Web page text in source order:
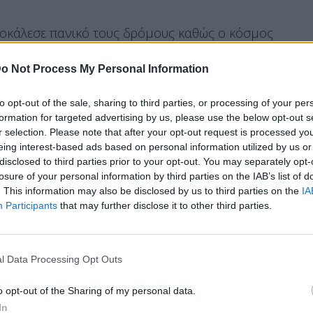
Not Process My Personal Information
opt-out of the sale, sharing to third parties, or processing of your
for targeted advertising by us, please use the below opt-out
selection. Please note that after your opt-out request is processed
interest-based ads based on personal information utilized by us
to third parties prior to your opt-out. You may separately
of your personal information by third parties on the IAB’s list of
This information may also be disclosed by us to third parties on the
Participants that may further disclose it to other third parties.
Data Processing Opt Outs
opt-out of the Sharing of my personal data.
πανικό τους δρόμους καθώς ο κόσμος
τα ασθενοφόρα προσπαθούσαν να
15 αστυνομικοί έχασαν τη ζωή τους όταν
με εκρηκτικά σε σημείο ελέγχου
άνοιξαν πυρ εναντίον του προσωπικού
ripped through a market area in Serai
9 people and injuring 33 others.